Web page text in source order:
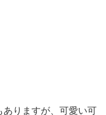
りますが、可愛い可